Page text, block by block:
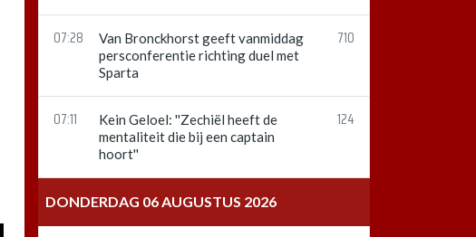
07:28
Van Bronckhorst geeft vanmiddag
persconferentie richting duel met
Sparta
710
07:11
Kein Geloel: ''Zechiël heeft de
mentaliteit die bij een captain
hoort''
124
DONDERDAG 06 AUGUSTUS 2026